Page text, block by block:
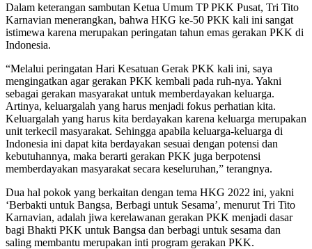
Dalam keterangan sambutan Ketua Umum TP PKK Pusat, Tri Tito
Karnavian menerangkan, bahwa HKG ke-50 PKK kali ini sangat
istimewa karena merupakan peringatan tahun emas gerakan PKK di
Indonesia.
“Melalui peringatan Hari Kesatuan Gerak PKK kali ini, saya
mengingatkan agar gerakan PKK kembali pada ruh-nya. Yakni
sebagai gerakan masyarakat untuk memberdayakan keluarga.
Artinya, keluargalah yang harus menjadi fokus perhatian kita.
Keluargalah yang harus kita berdayakan karena keluarga merupakan
unit terkecil masyarakat. Sehingga apabila keluarga-keluarga di
Indonesia ini dapat kita berdayakan sesuai dengan potensi dan
kebutuhannya, maka berarti gerakan PKK juga berpotensi
memberdayakan masyarakat secara keseluruhan,” terangnya.
Dua hal pokok yang berkaitan dengan tema HKG 2022 ini, yakni
‘Berbakti untuk Bangsa, Berbagi untuk Sesama’, menurut Tri Tito
Karnavian, adalah jiwa kerelawanan gerakan PKK menjadi dasar
bagi Bhakti PKK untuk Bangsa dan berbagi untuk sesama dan
saling membantu merupakan inti program gerakan PKK.